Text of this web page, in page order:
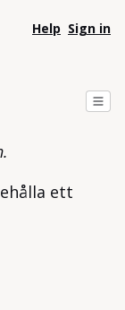
Help Sign in
ett